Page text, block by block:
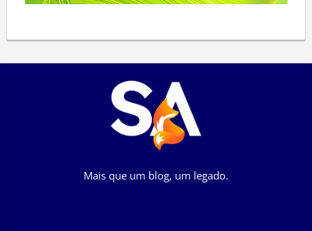
Mais que um blog, um legado.